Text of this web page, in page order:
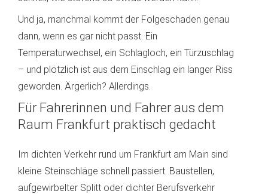
Und ja, manchmal kommt der Folgeschaden genau
dann, wenn es gar nicht passt. Ein
Temperaturwechsel, ein Schlagloch, ein Türzuschlag
– und plötzlich ist aus dem Einschlag ein langer Riss
geworden. Ärgerlich? Allerdings.
Für Fahrerinnen und Fahrer aus dem
Raum Frankfurt praktisch gedacht
Im dichten Verkehr rund um Frankfurt am Main sind
kleine Steinschläge schnell passiert. Baustellen,
aufgewirbelter Splitt oder dichter Berufsverkehr